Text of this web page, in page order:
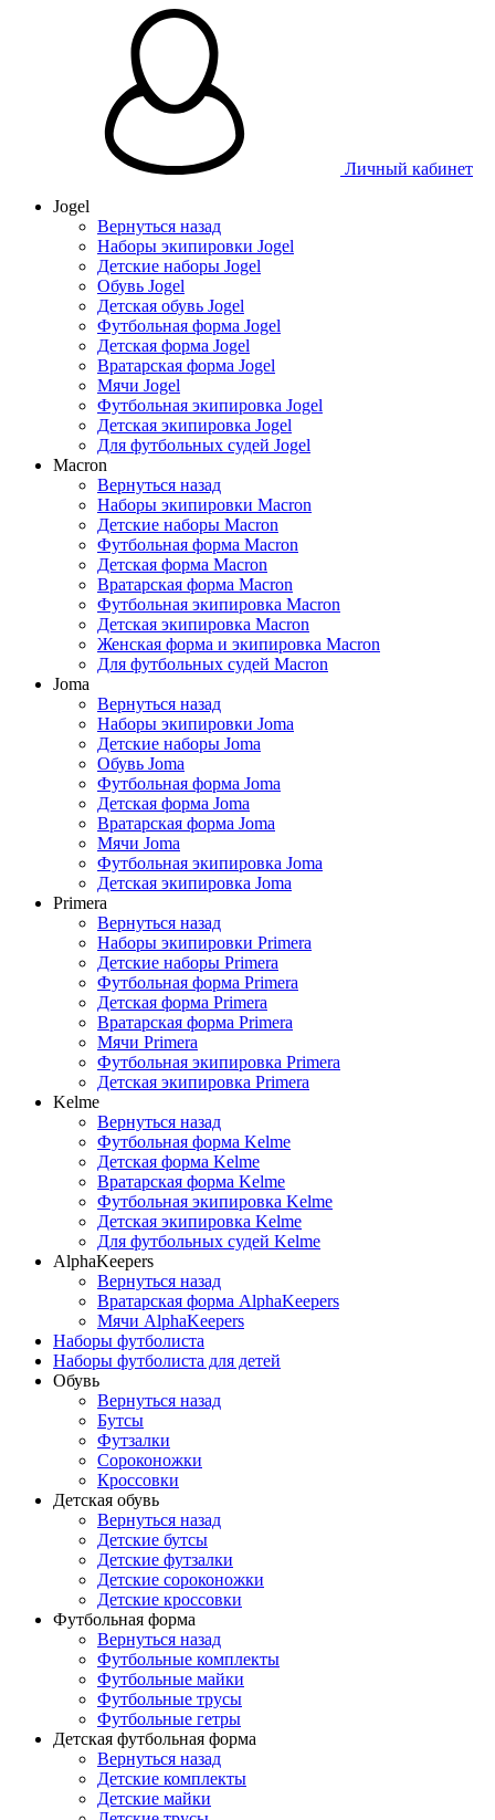
Личный кабинет
Jogel
Вернуться назад
Наборы экипировки Jogel
Детские наборы Jogel
Обувь Jogel
Детская обувь Jogel
Футбольная форма Jogel
Детская форма Jogel
Вратарская форма Jogel
Мячи Jogel
Футбольная экипировка Jogel
Детская экипировка Jogel
Для футбольных судей Jogel
Macron
Вернуться назад
Наборы экипировки Macron
Детские наборы Macron
Футбольная форма Macron
Детская форма Macron
Вратарская форма Macron
Футбольная экипировка Macron
Детская экипировка Macron
Женская форма и экипировка Macron
Для футбольных судей Macron
Joma
Вернуться назад
Наборы экипировки Joma
Детские наборы Joma
Обувь Joma
Футбольная форма Joma
Детская форма Joma
Вратарская форма Joma
Мячи Joma
Футбольная экипировка Joma
Детская экипировка Joma
Primera
Вернуться назад
Наборы экипировки Primera
Детские наборы Primera
Футбольная форма Primera
Детская форма Primera
Вратарская форма Primera
Мячи Primera
Футбольная экипировка Primera
Детская экипировка Primera
Kelme
Вернуться назад
Футбольная форма Kelme
Детская форма Kelme
Вратарская форма Kelme
Футбольная экипировка Kelme
Детская экипировка Kelme
Для футбольных судей Kelme
AlphaKeepers
Вернуться назад
Вратарская форма AlphaKeepers
Мячи AlphaKeepers
Наборы футболиста
Наборы футболиста для детей
Обувь
Вернуться назад
Бутсы
Футзалки
Сороконожки
Кроссовки
Детская обувь
Вернуться назад
Детские бутсы
Детские футзалки
Детские сороконожки
Детские кроссовки
Футбольная форма
Вернуться назад
Футбольные комплекты
Футбольные майки
Футбольные трусы
Футбольные гетры
Детская футбольная форма
Вернуться назад
Детские комплекты
Детские майки